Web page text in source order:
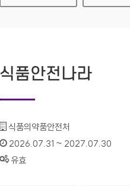
식품안전나라
기관명 :
식품의약품안전처
인증기간 :
2026.07.31 ~ 2027.07.30
상태 :
유효